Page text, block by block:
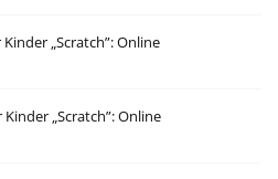
„Scratch”: Online
„Scratch”: Online